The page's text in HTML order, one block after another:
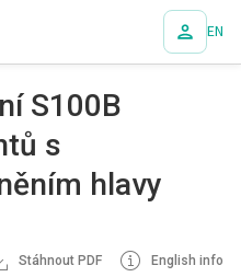
EN
S100B
s
hlavy
Stáhnout PDF English info